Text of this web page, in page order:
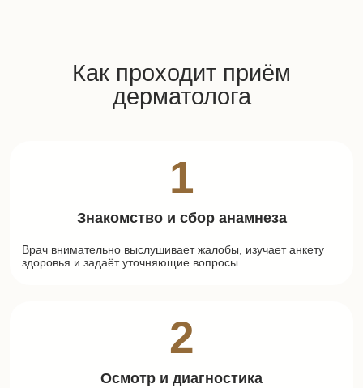
Как проходит приём
дерматолога
1
Знакомство и сбор анамнеза
Врач внимательно выслушивает жалобы, изучает анкету
здоровья и задаёт уточняющие вопросы.
2
Осмотр и диагностика